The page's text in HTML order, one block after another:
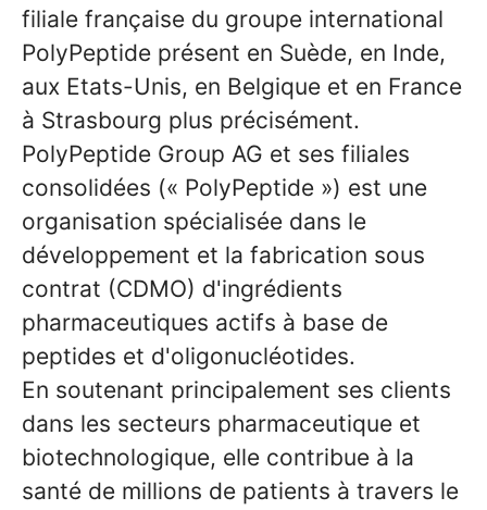
filiale française du groupe international
PolyPeptide présent en Suède, en Inde,
aux Etats-Unis, en Belgique et en France
à Strasbourg plus précisément.
PolyPeptide Group AG et ses filiales
consolidées (« PolyPeptide ») est une
organisation spécialisée dans le
développement et la fabrication sous
contrat (CDMO) d'ingrédients
pharmaceutiques actifs à base de
peptides et d'oligonucléotides.
En soutenant principalement ses clients
dans les secteurs pharmaceutique et
biotechnologique, elle contribue à la
santé de millions de patients à travers le